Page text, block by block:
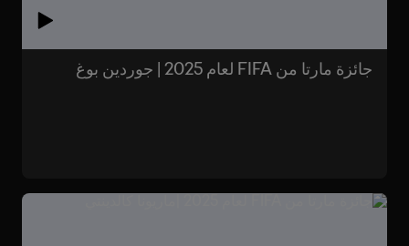
جائزة مارتا من FIFA لعام 2025 | جوردين بوغ